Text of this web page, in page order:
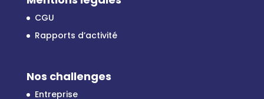
CGU
Rapports d’activité
Nos challenges
Entreprise